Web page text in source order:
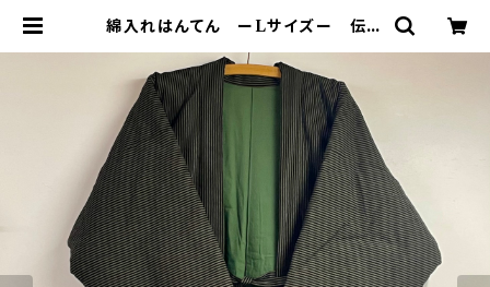
綿入れはんてん ーLサイズー 伝縞